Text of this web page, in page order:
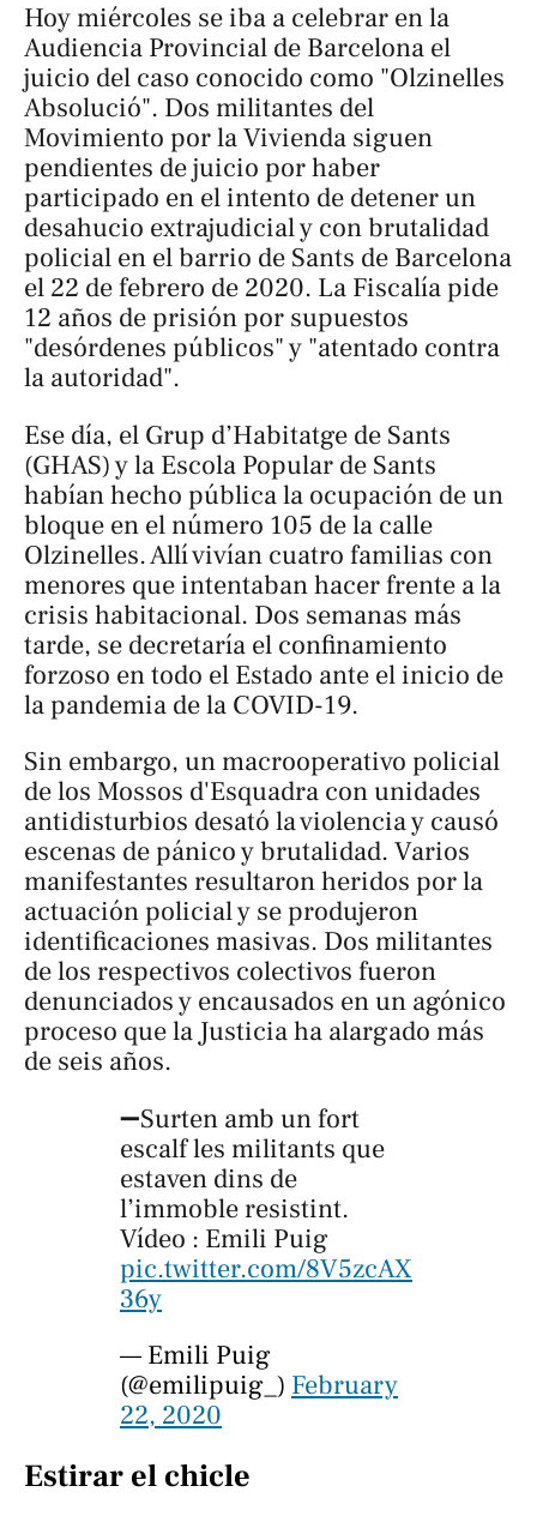
Hoy miércoles se iba a celebrar en la
Audiencia Provincial de Barcelona el
juicio del caso conocido como "Olzinelles
Absolució". Dos militantes del
Movimiento por la Vivienda siguen
pendientes de juicio por haber
participado en el intento de detener un
desahucio extrajudicial y con brutalidad
policial en el barrio de Sants de Barcelona
el 22 de febrero de 2020. La Fiscalía pide
12 años de prisión por supuestos
"desórdenes públicos" y "atentado contra
la autoridad".
Ese día, el Grup d’Habitatge de Sants
(GHAS) y la Escola Popular de Sants
habían hecho pública la ocupación de un
bloque en el número 105 de la calle
Olzinelles. Allí vivían cuatro familias con
menores que intentaban hacer frente a la
crisis habitacional. Dos semanas más
tarde, se decretaría el confinamiento
forzoso en todo el Estado ante el inicio de
la pandemia de la COVID-19.
Sin embargo, un macrooperativo policial
de los Mossos d'Esquadra con unidades
antidisturbios desató la violencia y causó
escenas de pánico y brutalidad. Varios
manifestantes resultaron heridos por la
actuación policial y se produjeron
identificaciones masivas. Dos militantes
de los respectivos colectivos fueron
denunciados y encausados en un agónico
proceso que la Justicia ha alargado más
de seis años.
➖Surten amb un fort
escalf les militants que
estaven dins de
l’immoble resistint.
Vídeo : Emili Puig
pic.twitter.com/8V5zcAX
36y
— Emili Puig
(@emilipuig_) February
22, 2020
Estirar el chicle